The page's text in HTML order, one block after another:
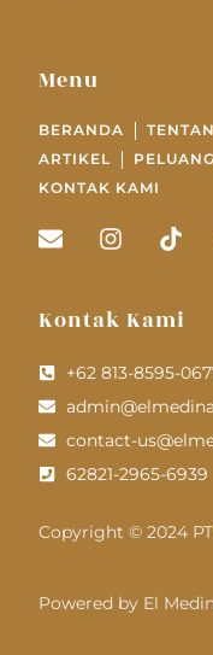
Menu
BERANDA
ARTIKEL
KONTAK KAMI
Kontak Kami
+62 813-8595-
contact-
62821-2965-6939
Copyright © 2024
Powered by El